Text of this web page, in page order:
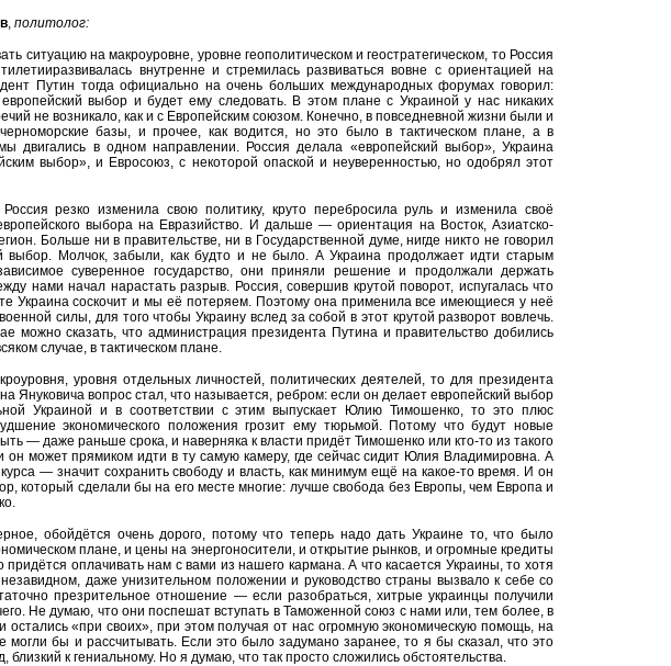
, политолог:
ситуацию на макроуровне, уровне геополитическом и геостратегическом, то Россия
внутренне и стремилась развиваться вовне с ориентацией на
Путин тогда официально на очень больших международных форумах говорил:
выбор и будет ему следовать. В этом плане с Украиной у нас никаких
не возникало, как и с Европейским союзом. Конечно, в повседневной жизни были и
базы, и прочее, как водится, но это было в тактическом плане, а в
мы двигались в одном направлении. Россия делала «европейский выбор», Украина
выбор», и Евросоюз, с некоторой опаской и неуверенностью, но одобрял этот
резко изменила свою политику, круто перебросила руль и изменила своё
выбора на Евразийство. И дальше — ориентация на Восток, Азиатско-
Больше ни в правительстве, ни в Государственной думе, нигде никто не говорил
выбор. Молчок, забыли, как будто и не было. А Украина продолжает идти старым
суверенное государство, они приняли решение и продолжали держать
нами начал нарастать разрыв. Россия, совершив крутой поворот, испугалась что
Украина соскочит и мы её потеряем. Поэтому она применила все имеющиеся у неё
силы, для того чтобы Украину вслед за собой в этот крутой разворот вовлечь.
можно сказать, что администрация президента Путина и правительство добились
случае, в тактическом плане.
уровня отдельных личностей, политических деятелей, то для президента
Януковича вопрос стал, что называется, ребром: если он делает европейский выбор
Украиной и в соответствии с этим выпускает Юлию Тимошенко, то это плюс
экономического положения грозит ему тюрьмой. Потому что будут новые
— даже раньше срока, и наверняка к власти придёт Тимошенко или кто-то из такого
он может прямиком идти в ту самую камеру, где сейчас сидит Юлия Владимировна. А
курса — значит сохранить свободу и власть, как минимум ещё на какое-то время. И он
который сделали бы на его месте многие: лучше свобода без Европы, чем Европа и
обойдётся очень дорого, потому что теперь надо дать Украине то, что было
плане, и цены на энергоносители, и открытие рынков, и огромные кредиты
оплачивать нам с вами из нашего кармана. А что касается Украины, то хотя
даже унизительном положении и руководство страны вызвало к себе со
презрительное отношение — если разобраться, хитрые украинцы получили
Не думаю, что они поспешат вступать в Таможенной союз с нами или, тем более, в
остались «при своих», при этом получая от нас огромную экономическую помощь, на
могли бы и рассчитывать. Если это было задумано заранее, то я бы сказал, что это
близкий к гениальному. Но я думаю, что так просто сложились обстоятельства.